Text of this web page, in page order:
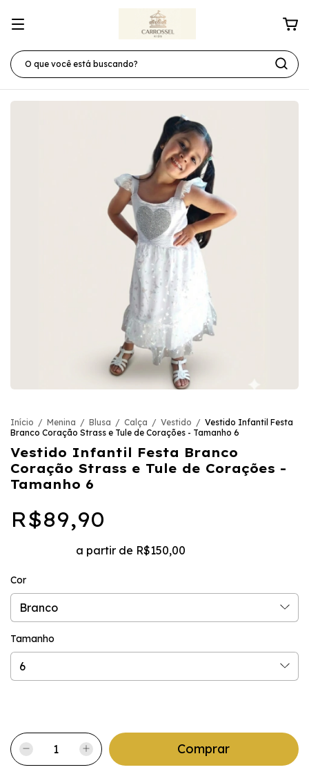
Início / Menina / Blusa / Calça / Vestido / Vestido Infantil Festa
Branco Coração Strass e Tule de Corações - Tamanho 6
Vestido Infantil Festa Branco
Coração Strass e Tule de Corações -
Tamanho 6
R$89,90
a partir de R$150,00
Cor
Tamanho